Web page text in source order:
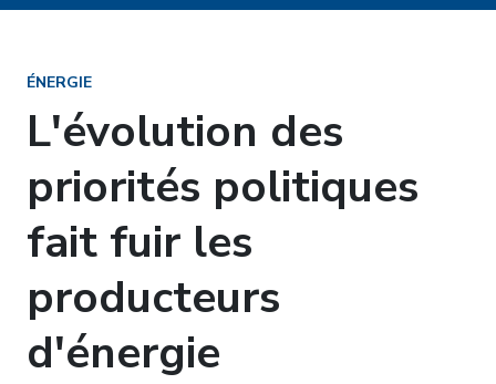
ÉNERGIE
L'évolution des
priorités politiques
fait fuir les
producteurs
d'énergie